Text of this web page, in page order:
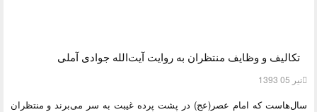
تکالیف و وظایف منتظران به روایت آیت‌الله جوادی آملی
تیر 05 1393
سال‌هاست که امام عصر(عج) در پشت پرده غیبت به سر می‌برند و منتظران